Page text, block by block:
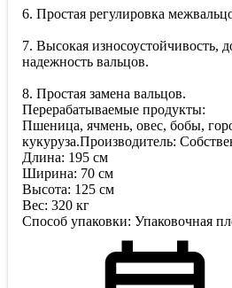
6. Простая регулировка
7. Высокая износоустойчивость,
надежность вальцов.
8. Простая замена вальцов.
Перерабатываемые продукты:
Пшеница, ячмень, овес, бобы,
кукуруза.Производитель:
Длина: 195 см
Ширина: 70 см
Высота: 125 см
Вес: 320 кг
Способ упаковки: Упаковочная